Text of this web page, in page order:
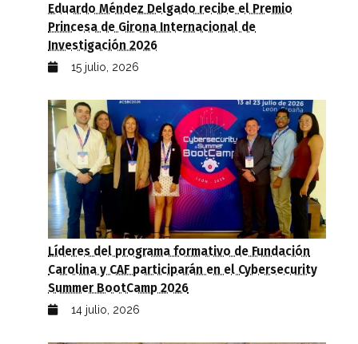
Eduardo Méndez Delgado recibe el Premio
Princesa de Girona Internacional de
Investigación 2026
15 julio, 2026
Líderes del programa formativo de Fundación
Carolina y CAF participarán en el Cybersecurity
Summer BootCamp 2026
14 julio, 2026